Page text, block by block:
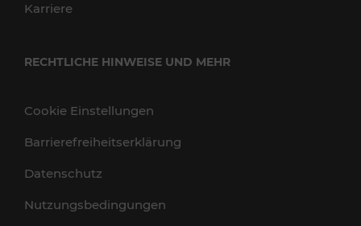
Karriere
RECHTLICHE HINWEISE UND MEHR
Cookie Einstellungen
Barrierefreiheitserklärung
Datenschutz
Nutzungsbedingungen